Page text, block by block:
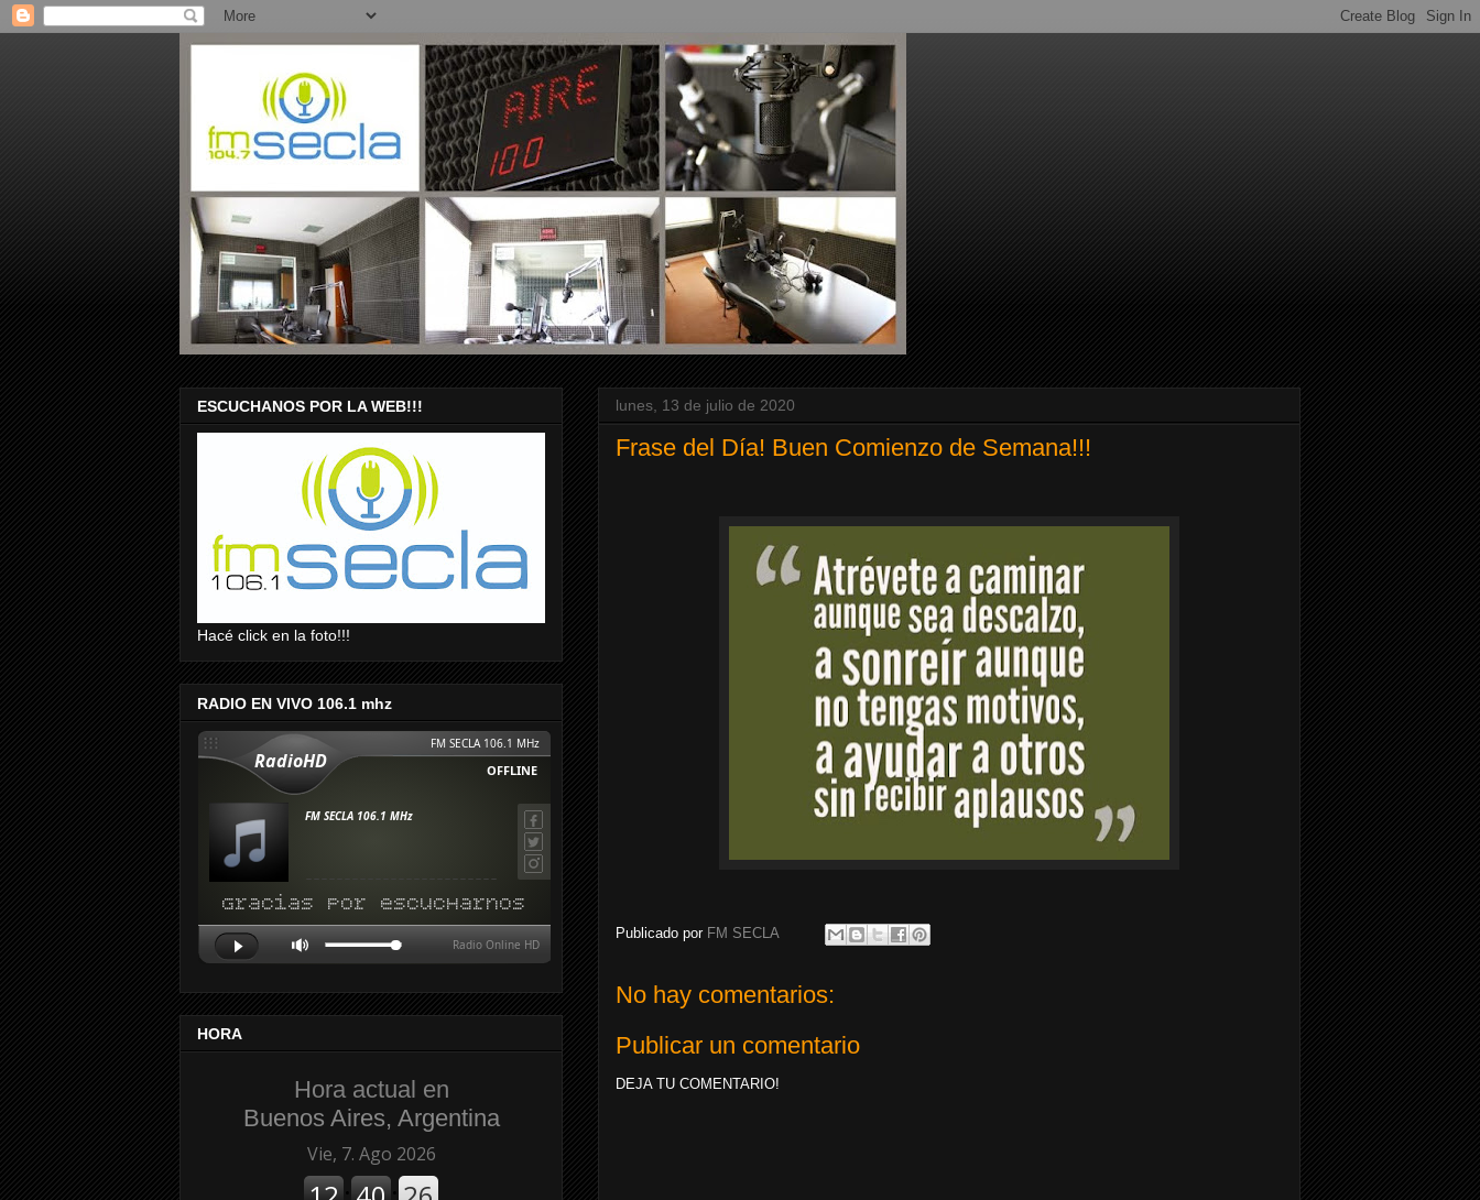
lunes, 13 de julio de 2020
Frase del Día! Buen Comienzo de Semana!!!
Publicado por FM SECLA
No hay comentarios:
Publicar un comentario
DEJA TU COMENTARIO!
ESCUCHANOS POR LA WEB!!!
Hacé click en la foto!!!
RADIO EN VIVO 106.1 mhz
HORA
Hora actual en
Buenos Aires, Argentina